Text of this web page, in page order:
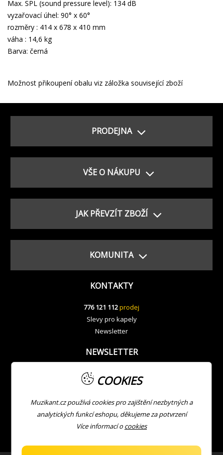
Max. SPL (sound pressure level): 134 dB
vyzařovací úhel: 90° x 60°
rozměry : 414 x 678 x 410 mm
váha : 14,6 kg
Barva: černá
Možnost přikoupení obalu viz záložka související zboží
PRODEJNA
VŠE O NÁKUPU
JAK PŘEVZÍT ZBOŽÍ
KOMUNITA
KONTAKTY
776 121 112prodej
Slevy pro kapely
Newsletter
NEWSLETTER
COOKIES
Muzikant.cz používá cookies pro zajištění nezbytných a
analytických funkcí eshopu, děkujeme za potvrzení
Více informací ocookies